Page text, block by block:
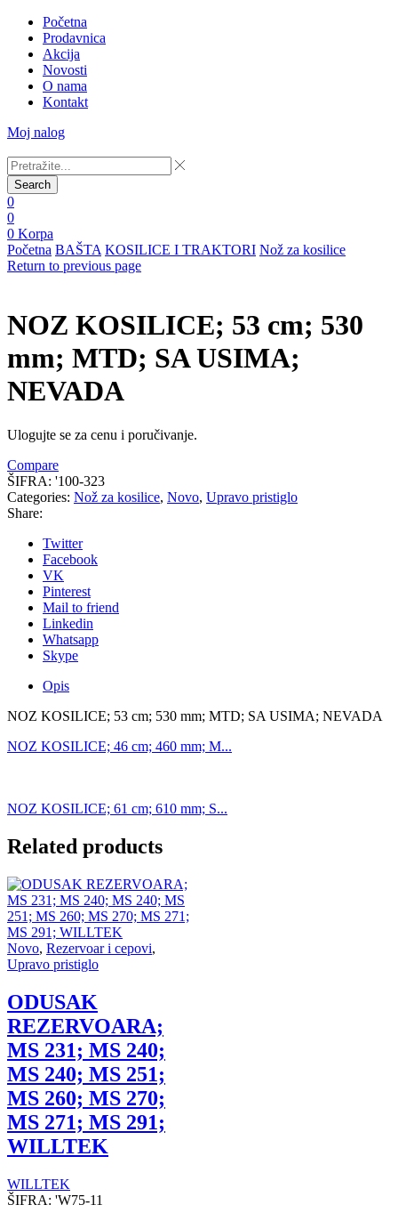
Početna
Prodavnica
Akcija
Novosti
O nama
Kontakt
Moj nalog
Search
0
0
0 Korpa
Početna BAŠTA KOSILICE I TRAKTORI Nož za kosilice
Return to previous page
NOZ KOSILICE; 53 cm; 530
mm; MTD; SA USIMA;
NEVADA
Ulogujte se za cenu i poručivanje.
Compare
ŠIFRA: '100-323
Categories: Nož za kosilice, Novo, Upravo pristiglo
Share:
Twitter
Facebook
VK
Pinterest
Mail to friend
Linkedin
Whatsapp
Skype
Opis
NOZ KOSILICE; 53 cm; 530 mm; MTD; SA USIMA; NEVADA
NOZ KOSILICE; 46 cm; 460 mm; M...
NOZ KOSILICE; 61 cm; 610 mm; S...
Related products
Novo, Rezervoar i cepovi,
Upravo pristiglo
ODUSAK
REZERVOARA;
MS 231; MS 240;
MS 240; MS 251;
MS 260; MS 270;
MS 271; MS 291;
WILLTEK
WILLTEK
ŠIFRA: 'W75-11